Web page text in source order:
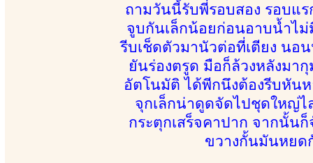
ถามวันนี้รับพี่รอบสอง รอบแร
จูบกันเล็กน้อยก่อนอาบน้ำไ
รีบเช็ดตัวมานัวต่อที่เตียง นอ
ยันร่องตรูด มือก็ล้วงหลังมา
อัตโนมัติ ได้พีกนึงต้องรีบหัน
จุกเล็กน่าดูดจัดไปชุดใหญ่
กระตุกเสร็จคาปาก จากนั้น
ขวางกั้นมันหยด